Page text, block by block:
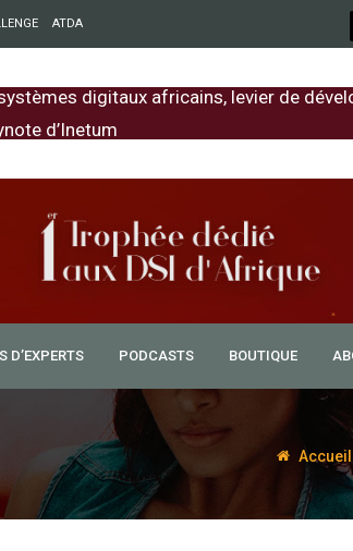
ATDA
digitaux africains, levier de
d’Inetum
D’EXPERTS PODCASTS BOUTIQUE
Accueil
a laissé
discours...